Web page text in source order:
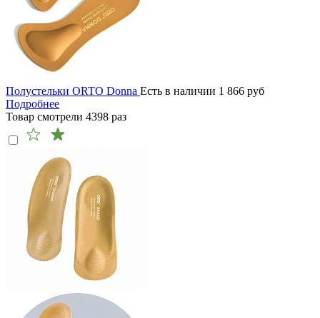
Полустельки ORTO Donna Есть в наличии 1 866 руб
Подробнее
Товар смотрели 4398 раз